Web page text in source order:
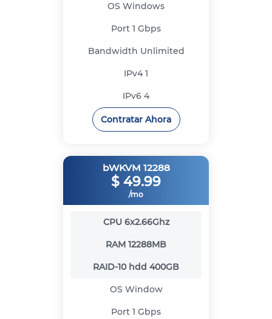
OS Windows
Port 1 Gbps
Bandwidth Unlimited
IPv41
IPv6 4
Contratar Ahora
bWKVM 12288
$ 49.99
/mo
CPU 6x2.66Ghz
RAM 12288MB
RAID-10 hdd 400GB
OS Window
Port 1 Gbps